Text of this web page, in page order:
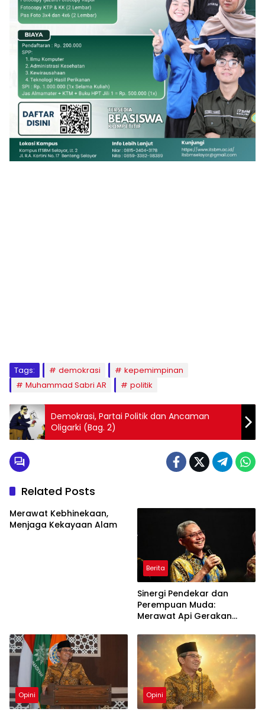
Tags: demokrasi
kepemimpinan
Muhammad Sabri AR
politik
Demokrasi, Partai Politik dan Ancaman
Oligarki (Bag. 2)
Related Posts
Merawat Kebhinekaan,
Menjaga Kekayaan Alam
Berita
Sinergi Pendekar dan
Perempuan Muda:
Merawat Api Gerakan
Opini Opini